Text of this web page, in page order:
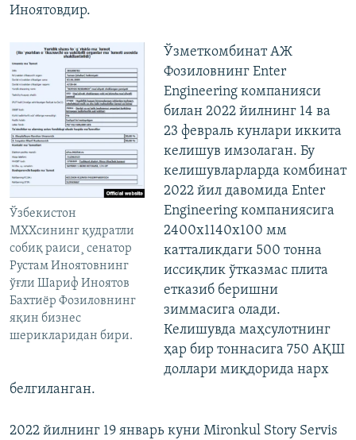
Иноятовдир.
Ўзбекистон
МХХсининг қудратли
собиқ раиси¸ сенатор
Рустам Иноятовнинг
ўғли Шариф Иноятов
Бахтиëр Фозиловнинг
яқин бизнес
шерикларидан бири.
Ўзметкомбинат АЖ
Фозиловнинг Enter
Engineering компанияси
билан 2022 йилнинг 14 ва
23 февраль кунлари иккита
келишув имзолаган. Бу
келишувларларда комбинат
2022 йил давомида Enter
Engineering компаниясига
2400x1140x100 мм
катталикдаги 500 тонна
иссиқлик ўтказмас плита
етказиб беришни
зиммасига олади.
Келишувда маҳсулотнинг
ҳар бир тоннасига 750 АҚШ
доллари миқдорида нарх
белгиланган.
2022 йилнинг 19 январь куни Mironkul Story Servis